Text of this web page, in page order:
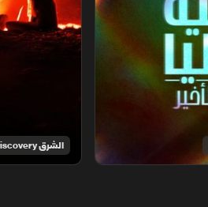
الشرق Discovery